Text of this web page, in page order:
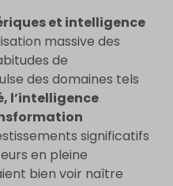
et intelligence
massive des
de
des domaines tels
l’intelligence
significatifs
en pleine
bien voir naître